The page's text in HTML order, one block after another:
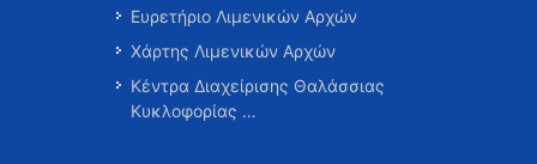
Ευρετήριο Λιμενικών Αρχών
Χάρτης Λιμενικών Αρχών
Κέντρα Διαχείρισης Θαλάσσιας
Κυκλοφορίας …